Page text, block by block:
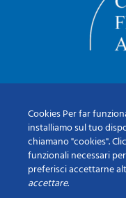
Cookies Per far
installiamo sul tuo
chiamano "cookies".
funzionali necessari
preferisci accettarne
accettare.